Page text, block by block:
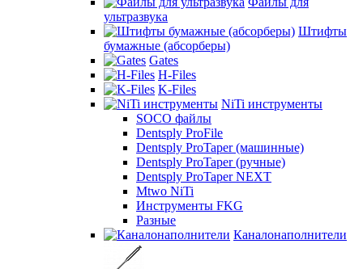
ультразвука
Штифты
бумажные (абсорберы)
Gates
H-Files
K-Files
NiTi инструменты
SOCO файлы
Dentsply ProFile
Dentsply ProTaper (машинные)
Dentsply ProTaper (ручные)
Dentsply ProTaper NEXT
Mtwo NiTi
Инструменты FKG
Разные
Каналонаполнители